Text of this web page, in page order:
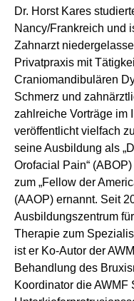
Dr. Horst Kares
Nancy/Frankreich und
Zahnarzt
Privatpraxis mit
Craniomandibulären
Schmerz und
zahlreiche Vorträge im
veröffentlicht vielfach
seine Ausbildung als
Orofacial Pain“
zum „Fellow der
(AAOP) ernannt. Seit
Ausbildungszentrum
Therapie zum
ist er Ko-Autor der
Behandlung des
Koordinator die AWMF